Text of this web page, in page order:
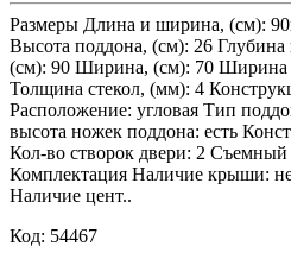
Размеры Длина и ширина, (см):
Высота поддона, (см): 26
(см): 90 Ширина, (см): 70 Ширина
Толщина стекол, (мм): 4
Расположение: угловая Тип
высота ножек поддона: есть
Кол-во створок двери: 2 Съемный
Комплектация Наличие крыши:
Наличие цент..
Код: 54467